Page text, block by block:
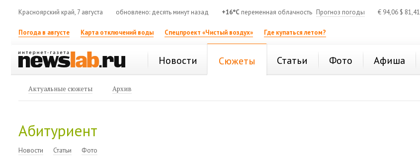
Красноярский край, 7 августа обновлено: десять минут назад +16°C переменная облачность Прогноз погоды € 94,06 $ 81,41
Погода в августе Карта отключений воды Спецпроект «Чистый воздух» Где купаться летом?
Новости Сюжеты Статьи Фото Афиша
Актуальные сюжеты Архив
Абитуриент
Новости Статьи Фото